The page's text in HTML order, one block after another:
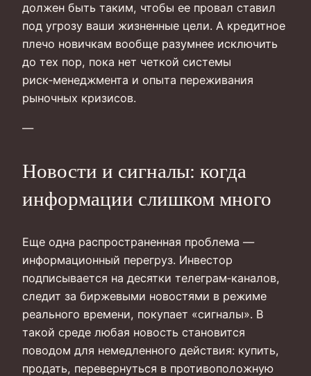
должен быть таким, чтобы ее провал ставил
под угрозу ваши жизненные цели. А кредитное
плечо новичкам вообще разумнее исключить
до тех пор, пока нет четкой системы
риск‑менеджмента и опыта переживания
рыночных кризисов.
—
Новости и сигналы: когда
информации слишком много
Еще одна распространенная проблема —
информационный перегруз. Инвестор
подписывается на десятки телеграм‑каналов,
следит за биржевыми новостями в режиме
реального времени, покупает «сигналы». В
такой среде любая новость становится
поводом для немедленного действия: купить,
продать, перевернуться в противоположную